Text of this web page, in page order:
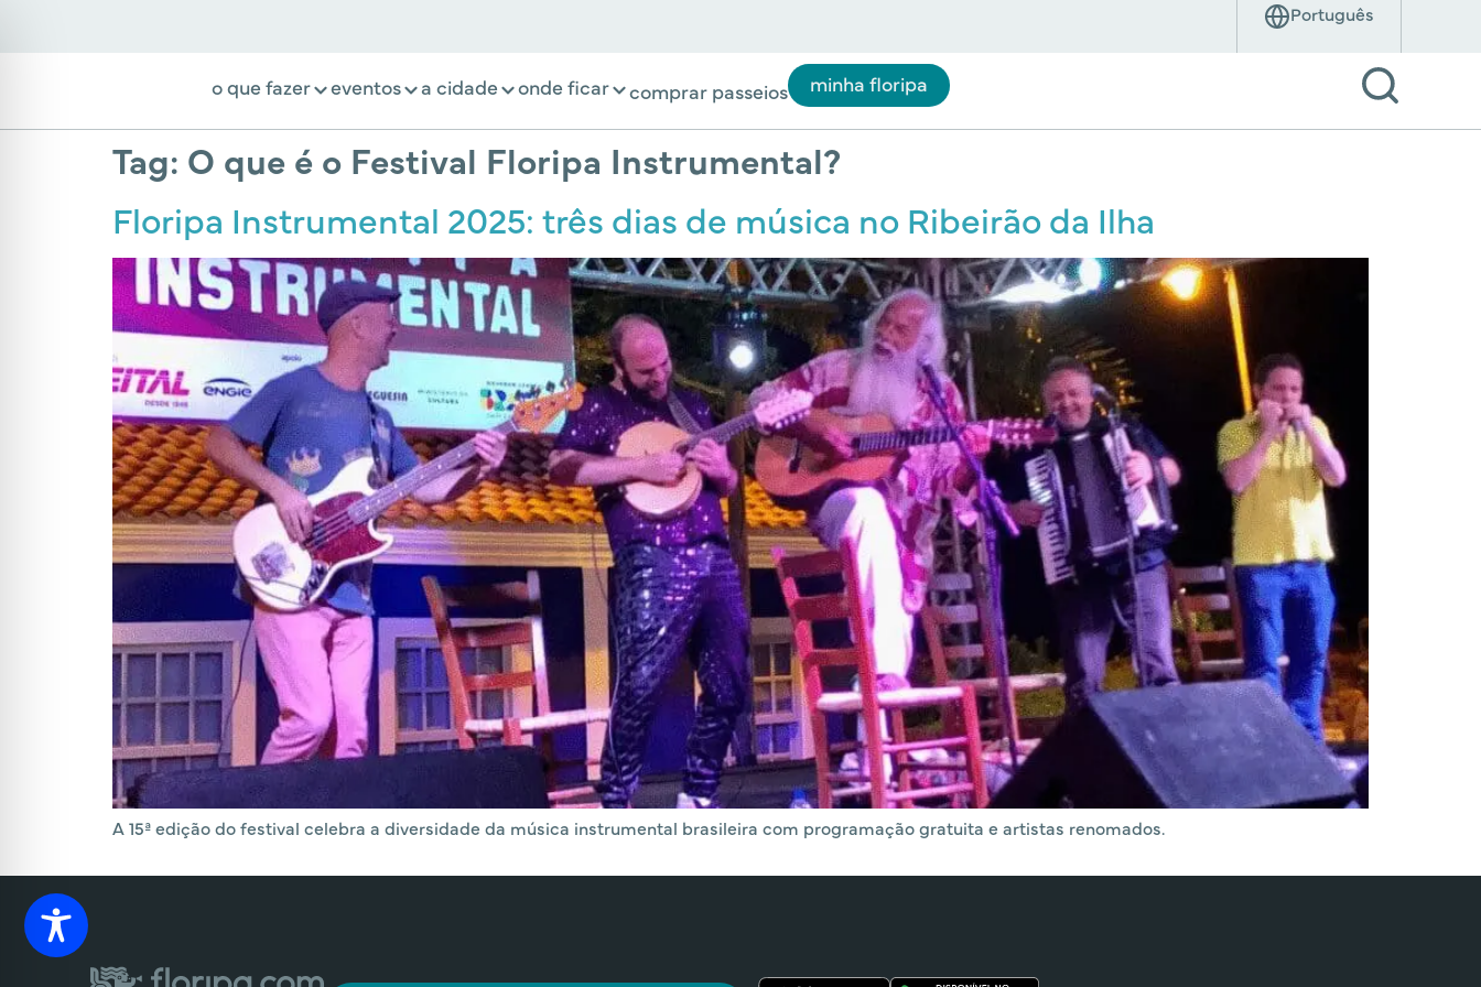
o que fazer eventos a cidade onde ficar comprar passeios minha floripa
Tag: O que é o Festival Floripa Instrumental?
Floripa Instrumental 2025: três dias de música no Ribeirão da Ilha
A 15ª edição do festival celebra a diversidade da música instrumental brasileira com programação gratuita e artistas renomados.